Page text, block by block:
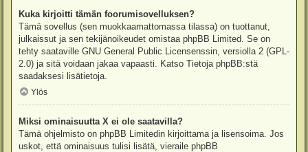
Kuka kirjoitti tämän foorumisovelluksen?
Tämä sovellus (sen muokkaamattomassa tilassa) on tuottanut,
julkaissut ja sen tekijänoikeudet omistaa phpBB Limited . Se on
tehty saataville GNU General Public Licensenssin, versiolla 2 (GPL-
2.0) ja sitä voidaan jakaa vapaasti. Katso Tietoja phpBB:stä
saadaksesi lisätietoja.
Ylös
Miksi ominaisuutta X ei ole saatavilla?
Tämä ohjelmisto on phpBB Limitedin kirjoittama ja lisensoima. Jos
uskot, että ominaisuus tulisi lisätä, vieraile phpBB